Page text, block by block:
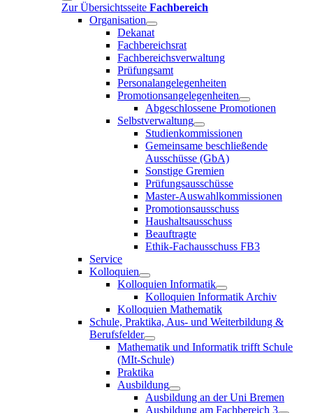
Zur Übersichtsseite Fachbereich
Organisation
Dekanat
Fachbereichsrat
Fachbereichsverwaltung
Prüfungsamt
Personalangelegenheiten
Promotionsangelegenheiten
Abgeschlossene Promotionen
Selbstverwaltung
Studienkommissionen
Gemeinsame beschließende
Ausschüsse (GbA)
Sonstige Gremien
Prüfungsausschüsse
Master-Auswahlkommissionen
Promotionsausschuss
Haushaltsausschuss
Beauftragte
Ethik-Fachausschuss FB3
Service
Kolloquien
Kolloquien Informatik
Kolloquien Informatik Archiv
Kolloquien Mathematik
Schule, Praktika, Aus- und Weiterbildung &
Berufsfelder
Mathematik und Informatik trifft Schule
(MIt-Schule)
Praktika
Ausbildung
Ausbildung an der Uni Bremen
Ausbildung am Fachbereich 3